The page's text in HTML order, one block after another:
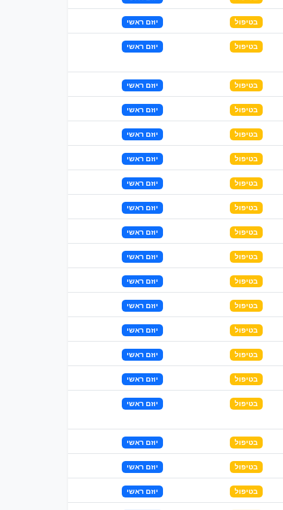
בטיפול יוזם ראשי
בטיפול יוזם ראשי
בטיפול יוזם ראשי
בטיפול יוזם ראשי
בטיפול יוזם ראשי
בטיפול יוזם ראשי
בטיפול יוזם ראשי
בטיפול יוזם ראשי
בטיפול יוזם ראשי
בטיפול יוזם ראשי
בטיפול יוזם ראשי
בטיפול יוזם ראשי
בטיפול יוזם ראשי
בטיפול יוזם ראשי
בטיפול יוזם ראשי
בטיפול יוזם ראשי
בטיפול יוזם ראשי
בטיפול יוזם ראשי
בטיפול יוזם ראשי